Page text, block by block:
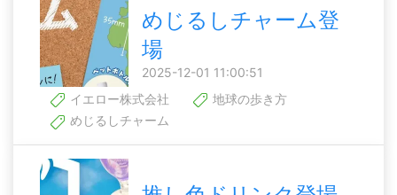
めじるしチャーム登
場
2025-12-01 11:00:51
イエロー株式会社
地球の歩き方
めじるしチャーム